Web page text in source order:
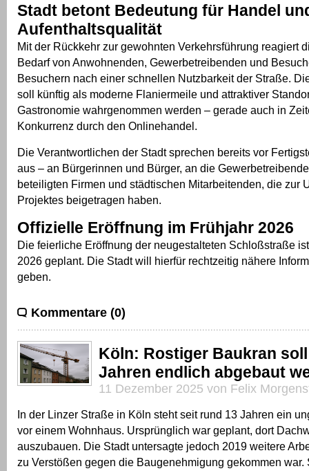
Stadt betont Bedeutung für Handel
Aufenthaltsqualität
Mit der Rückkehr zur gewohnten Verkehrsführung reagiert
Bedarf von Anwohnenden, Gewerbetreibenden und
Besuchern nach einer schnellen Nutzbarkeit der Straße.
soll künftig als moderne Flaniermeile und attraktiver
Gastronomie wahrgenommen werden – gerade auch in
Konkurrenz durch den Onlinehandel.
Die Verantwortlichen der Stadt sprechen bereits vor
aus – an Bürgerinnen und Bürger, an die
beteiligten Firmen und städtischen Mitarbeitenden, die zur
Projektes beigetragen haben.
Offizielle Eröffnung im Frühjahr 2026
Die feierliche Eröffnung der neugestalteten Schloßstraße
2026 geplant. Die Stadt will hierfür rechtzeitig nähere
geben.
Kommentare (0)
Köln: Rostiger Baukran
Jahren endlich abgebaut
11 Dezember 2025 von Felix
In der Linzer Straße in Köln steht seit rund 13 Jahren ein
vor einem Wohnhaus. Ursprünglich war geplant, dort
auszubauen. Die Stadt untersagte jedoch 2019 weitere
zu Verstößen gegen die Baugenehmigung gekommen war.